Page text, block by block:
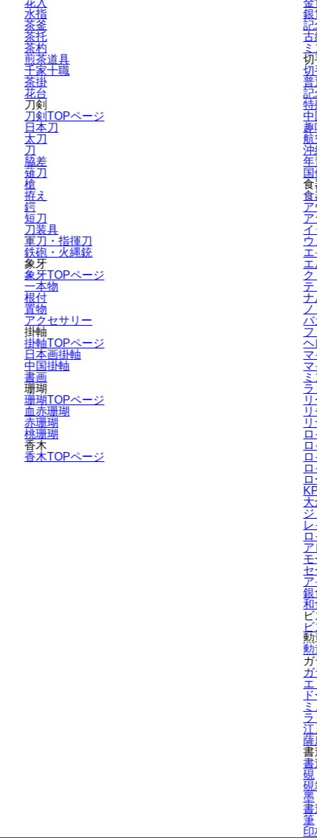
水指
茶釜
茶托
茶杓
煎茶道具
千家十職
茶掛
花台
刀剣
刀剣TOPページ
日本刀
太刀
刀
脇差
薙刀
槍
拵え
鍔
短刀
刀装具
軍刀・指揮刀
鉄砲・火縄銃
象牙
象牙TOPページ
一本物
根付
置物
アクセサリー
掛軸
掛軸TOPページ
日本画掛軸
中国掛軸
書画
珊瑚
珊瑚TOPページ
血赤珊瑚
赤珊瑚
桃珊瑚
香木
香木TOPページ
銀
記
古
切
切
普
記
特
中
趣
航
沖
年
食
食
ア
ア
イ
エ
エ
テ
ナ
バ
フ
ヘ
マ
マ
大
ア
モ
セ
ア
銀
和
勲
勲
エ
江
薩
書
書
硯
硯
墨
書
筆
印